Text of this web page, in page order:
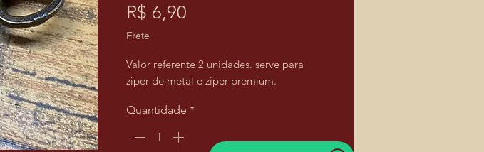
R$ 6,90
Frete
Valor referente 2 unidades. serve para
zíper de metal e zíper premium.
Quantidade *